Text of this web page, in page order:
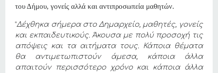
του Δήμου, γονείς αλλά και αντιπροσωπεία μαθητών.
“Δέχθηκα σήμερα στο Δημαρχείο, μαθητές, γονείς
και εκπαιδευτικούς. Άκουσα με πολύ προσοχή τις
απόψεις και τα αιτήματα τους. Κάποια θέματα
θα αντιμετωπιστούν άμεσα, κάποια άλλα
απαιτούν περισσότερο χρόνο και κάποια άλλα